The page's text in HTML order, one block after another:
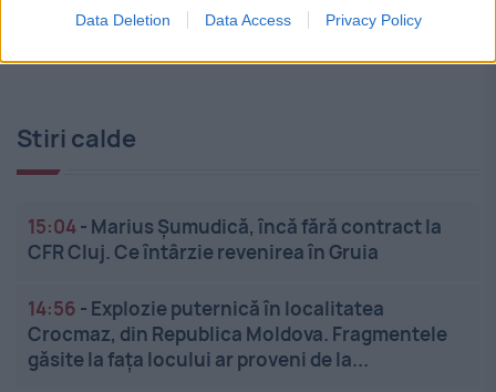
Data Deletion Data Access Privacy Policy
Stiri calde
15:04- Marius Șumudică, încă fără contract la
CFR Cluj. Ce întârzie revenirea în Gruia
14:56 - Explozie puternică în localitatea
Crocmaz, din Republica Moldova. Fragmentele
găsite la fața locului ar proveni de la...